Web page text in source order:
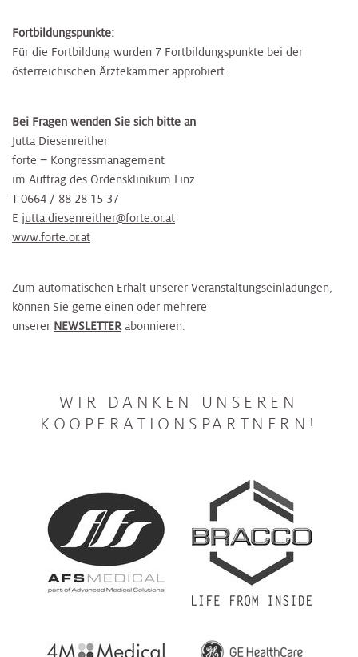
Fortbildungspunkte:
Für die Fortbildung wurden 7 Fortbildungspunkte bei der
österreichischen Ärztekammer approbiert.
Bei Fragen wenden Sie sich bitte an
Jutta Diesenreither
forte − Kongressmanagement
im Auftrag des Ordensklinikum Linz
T 0664 / 88 28 15 37
E jutta.diesenreither@forte.or.at
www.forte.or.at
Zum automatischen Erhalt unserer Veranstaltungseinladungen,
können Sie gerne einen oder mehrere
unserer NEWSLETTER abonnieren.
WIR DANKEN UNSEREN
KOOPERATIONSPARTNERN!